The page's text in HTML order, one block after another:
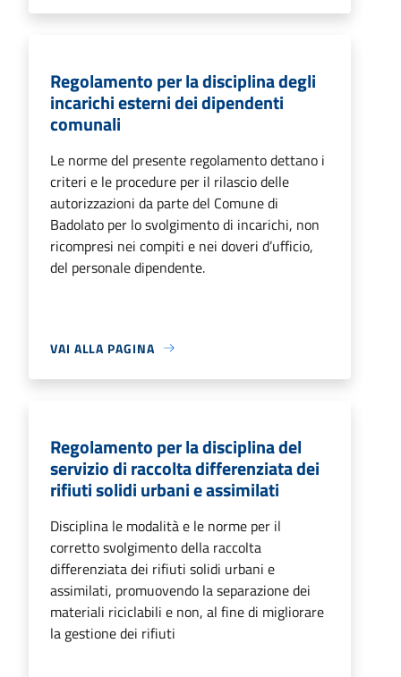
Regolamento per la disciplina degli
incarichi esterni dei dipendenti
comunali
Le norme del presente regolamento dettano i
criteri e le procedure per il rilascio delle
autorizzazioni da parte del Comune di
Badolato per lo svolgimento di incarichi, non
ricompresi nei compiti e nei doveri d’ufficio,
del personale dipendente.
VAI ALLA PAGINA
Regolamento per la disciplina del
servizio di raccolta differenziata dei
rifiuti solidi urbani e assimilati
Disciplina le modalità e le norme per il
corretto svolgimento della raccolta
differenziata dei rifiuti solidi urbani e
assimilati, promuovendo la separazione dei
materiali riciclabili e non, al fine di migliorare
la gestione dei rifiuti